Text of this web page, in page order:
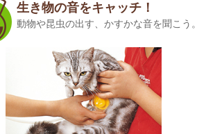
生き物の音をキャッチ！
動物や昆虫の出す、かすかな音を聞こう。